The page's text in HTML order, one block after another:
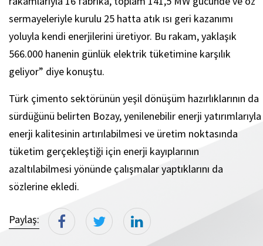
sermayeleriyle kurulu 25 hatta atık ısı geri kazanımı
yoluyla kendi enerjilerini üretiyor. Bu rakam, yaklaşık
566.000 hanenin günlük elektrik tüketimine karşılık
geliyor” diye konuştu.
Türk çimento sektörünün yeşil dönüşüm hazırlıklarının da
sürdüğünü belirten Bozay, yenilenebilir enerji yatırımlarıyla
enerji kalitesinin artırılabilmesi ve üretim noktasında
tüketim gerçekleştiği için enerji kayıplarının
azaltılabilmesi yönünde çalışmalar yaptıklarını da
sözlerine ekledi.
Paylaş: